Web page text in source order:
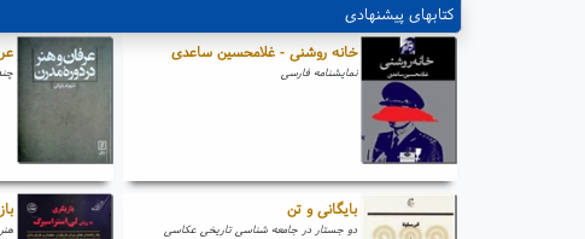
کتابهای پیشنهادی
خانه روشنی - غلامحسین ساعدی
نمایشنامه فارسی
بایگانی و تن
دو جستار در جامعه شناسی تاریخی عکاسی